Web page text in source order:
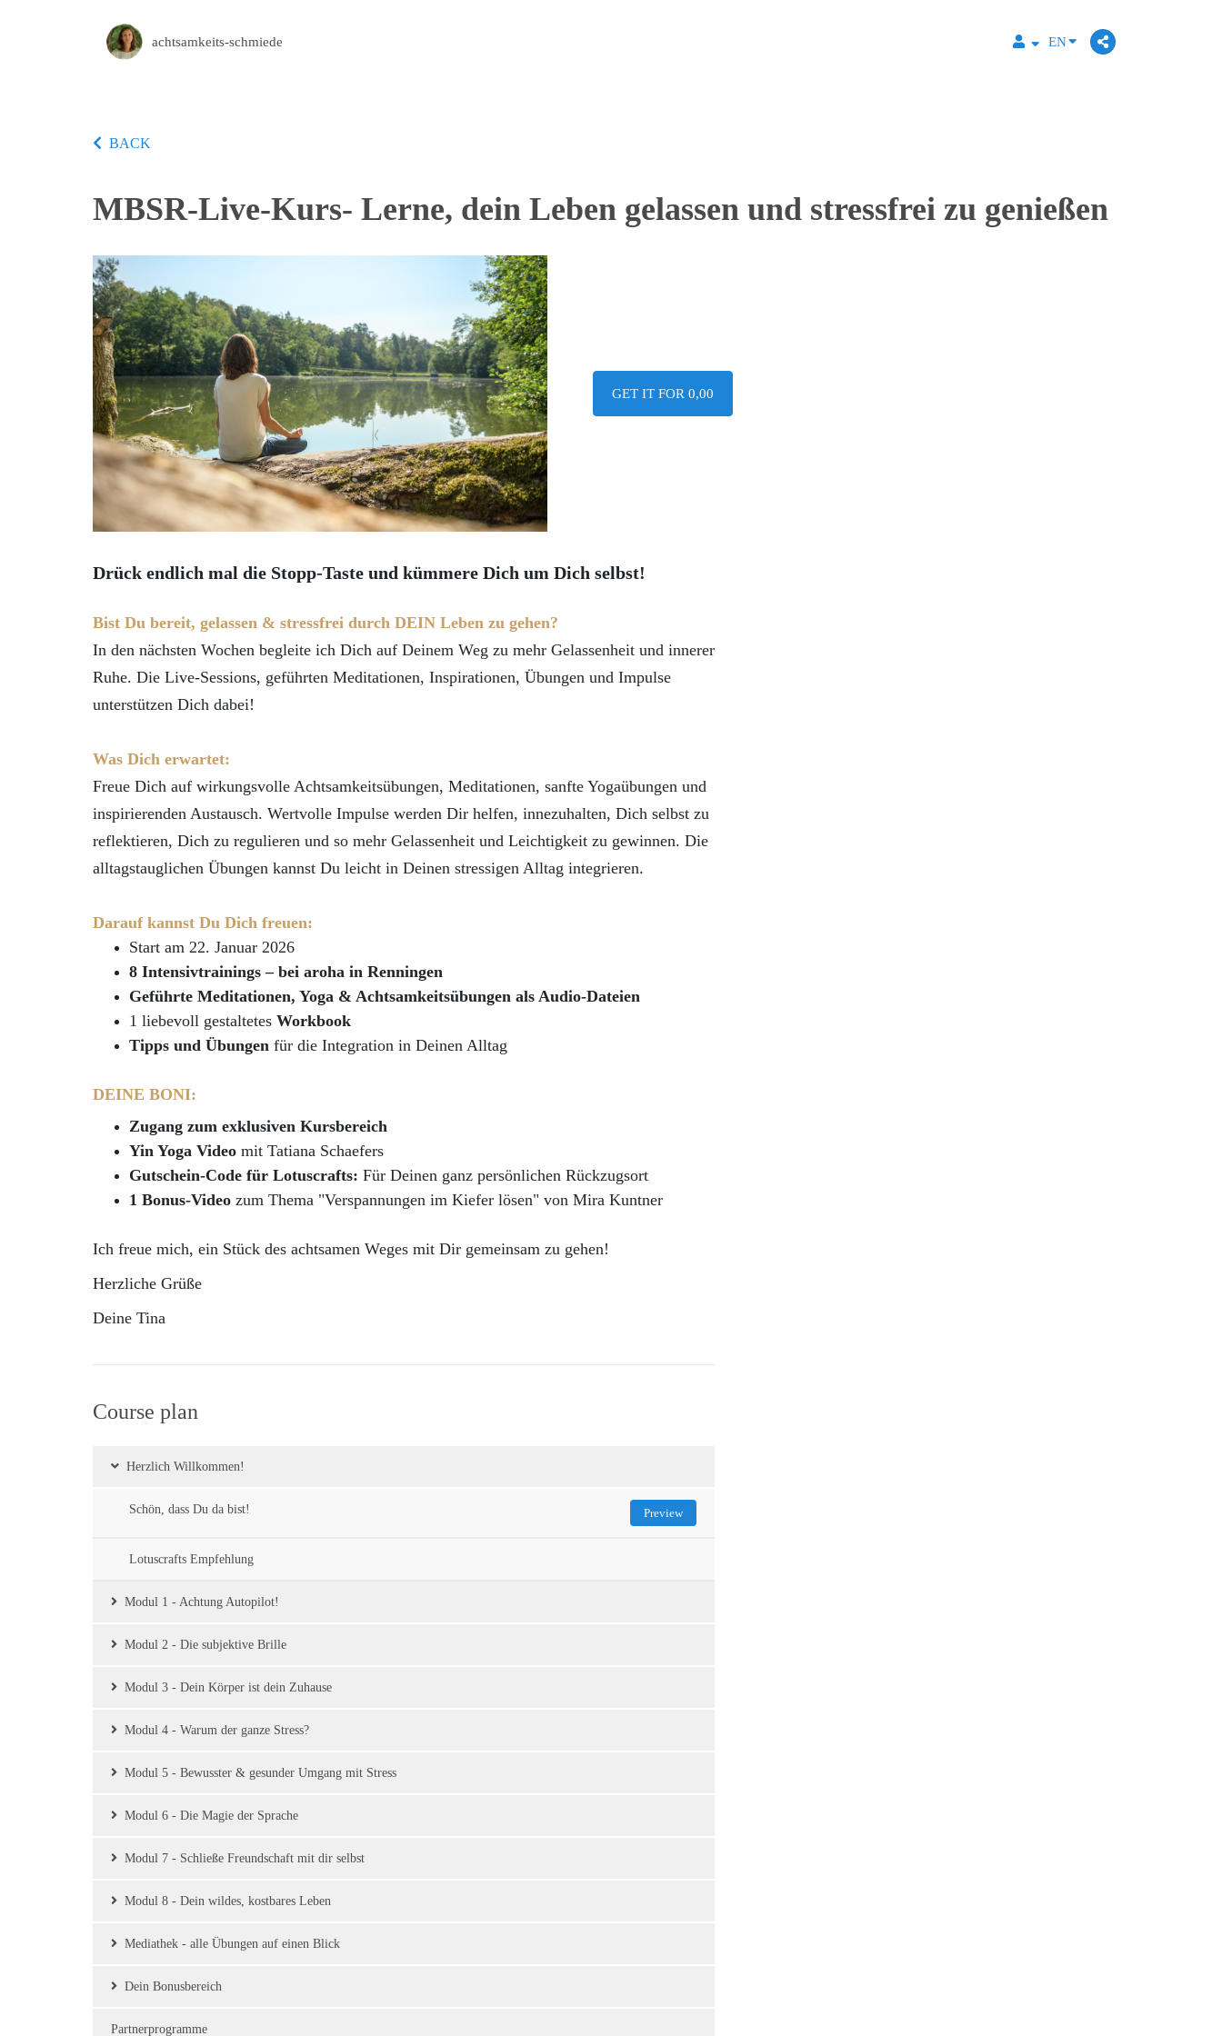
achtsamkeits-schmiede EN
BACK
MBSR-Live-Kurs- Lerne, dein Leben gelassen und stressfrei zu genießen
GET IT FOR 0,00
Drück endlich mal die Stopp-Taste und kümmere Dich um Dich selbst!
Bist Du bereit, gelassen & stressfrei durch DEIN Leben zu gehen?
In den nächsten Wochen begleite ich Dich auf Deinem Weg zu mehr Gelassenheit und innerer
Ruhe. Die Live-Sessions, geführten Meditationen, Inspirationen, Übungen und Impulse
unterstützen Dich dabei!
Was Dich erwartet:
Freue Dich auf wirkungsvolle Achtsamkeitsübungen, Meditationen, sanfte Yogaübungen und
inspirierenden Austausch. Wertvolle Impulse werden Dir helfen, innezuhalten, Dich selbst zu
reflektieren, Dich zu regulieren und so mehr Gelassenheit und Leichtigkeit zu gewinnen. Die
alltagstauglichen Übungen kannst Du leicht in Deinen stressigen Alltag integrieren.
Darauf kannst Du Dich freuen:
Start am 22. Januar 2026
8 Intensivtrainings – bei aroha in Renningen
Geführte Meditationen, Yoga & Achtsamkeitsübungen als Audio-Dateien
1 liebevoll gestaltetes Workbook
Tipps und Übungen für die Integration in Deinen Alltag
DEINE BONI:
Zugang zum exklusiven Kursbereich
Yin Yoga Video mit Tatiana Schaefers
Gutschein-Code für Lotuscrafts: Für Deinen ganz persönlichen Rückzugsort
1 Bonus-Video zum Thema "Verspannungen im Kiefer lösen" von Mira Kuntner
Ich freue mich, ein Stück des achtsamen Weges mit Dir gemeinsam zu gehen!
Herzliche Grüße
Deine Tina
Course plan
Herzlich Willkommen!
Schön, dass Du da bist! Preview
Lotuscrafts Empfehlung
Modul 1 - Achtung Autopilot!
Modul 2 - Die subjektive Brille
Modul 3 - Dein Körper ist dein Zuhause
Modul 4 - Warum der ganze Stress?
Modul 5 - Bewusster & gesunder Umgang mit Stress
Modul 6 - Die Magie der Sprache
Modul 7 - Schließe Freundschaft mit dir selbst
Modul 8 - Dein wildes, kostbares Leben
Mediathek - alle Übungen auf einen Blick
Dein Bonusbereich
Partnerprogramme